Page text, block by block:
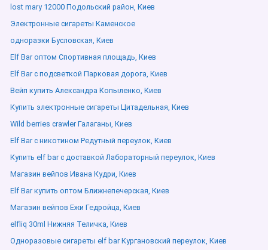
lost mary 12000 Подольский район, Киев
Электронные сигареты Каменское
одноразки Бусловская, Киев
Elf Bar оптом Спортивная площадь, Киев
Elf Bar с подсветкой Парковая дорога, Киев
Вейп купить Александра Копыленко, Киев
Купить электронные сигареты Цитадельная, Киев
Wild berries crawler Галаганы, Киев
Elf Bar с никотином Редутный переулок, Киев
Купить elf bar с доставкой Лабораторный переулок, Киев
Магазин вейпов Ивана Кудри, Киев
Elf Bar купить оптом Ближнепечерская, Киев
Магазин вейпов Ежи Гедройца, Киев
elfliq 30ml Нижняя Теличка, Киев
Одноразовые сигареты elf bar Кургановский переулок, Киев